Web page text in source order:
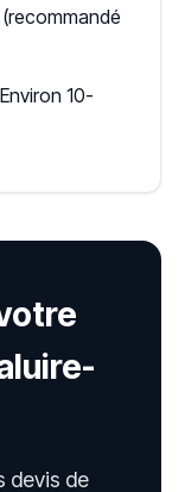
10-
devis de